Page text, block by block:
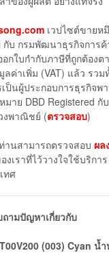
เวปไซต์ขายห
บ กรมพัฒนาธุรกิจการ
กใบกำกับภาษีที่ถูกต้องต
ค่าเพิ่ม (VAT) แล้ว รวม
ป็นผู้ประกอบการธุรกิจ
มาย DBD Registered
งพาณิชย์ (ตรวจสอบ)
านสามารถตรวจสอบ ผล
งเราที่ไว้วางใจใช้บริกา
ทศ
ามปัญหาเกี่ยวกับ
(003) Cyan น้